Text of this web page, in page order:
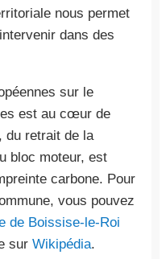
nous permet
dans des
sur le
est au cœur de
du retrait de la
bloc moteur, est
carbone. Pour
vous pouvez
de Boissise-le-Roi
sur Wikipédia.